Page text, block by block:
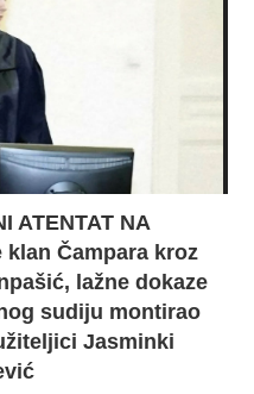
ATENTAT NA
klan Čampara kroz
lažne dokaze
sudiju montirao
Jasminki